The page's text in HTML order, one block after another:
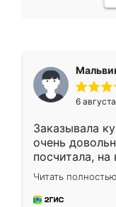
6
Заказывала
очень
посчитала, на
Замерщик
делу со всей
за день,
Читать полностью